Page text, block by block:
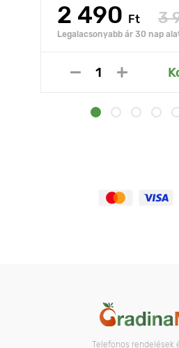
2 490 Ft 3
Legalacsonyabb ár 30 nap
Telefonos rendelések